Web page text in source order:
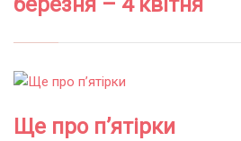
Ще про п’ятірки